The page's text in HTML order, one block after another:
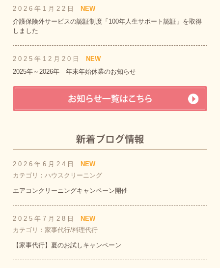
2026年1月22日
NEW
介護保険外サービスの認証制度「100年人生サポート認証」を取得
しました
2025年12月20日
NEW
2025年～2026年 年末年始休業のお知らせ
2026年6月24日
NEW
カテゴリ：ハウスクリーニング
エアコンクリーニングキャンペーン開催
2025年7月28日
NEW
カテゴリ：家事代行/料理代行
【家事代行】夏のお試しキャンペーン